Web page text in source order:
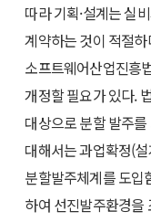
따라 기획·설계는 실
계약하는 것이 적절
소프트웨어산업진흥
개정할 필요가 있다.
대상으로 분할 발주
대해서는 과업확정(
분할발주체계를 도입
하여 선진발주환경을